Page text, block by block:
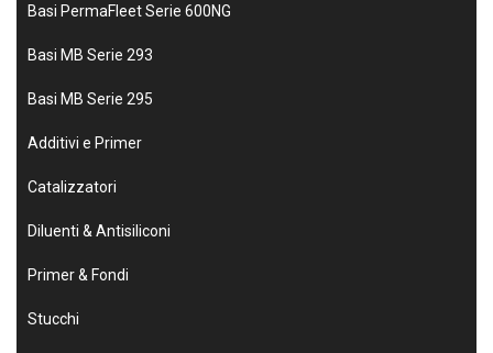
Basi PermaFleet Serie 600NG
Basi MB Serie 293
Basi MB Serie 295
Additivi e Primer
Catalizzatori
Diluenti & Antisiliconi
Primer & Fondi
Stucchi